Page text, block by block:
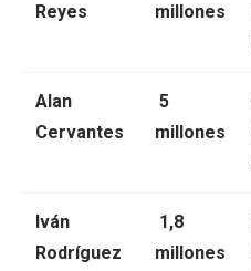
Reyes
millones
Alan
Cervantes
5
millones
Iván
Rodríguez
1,8
millones